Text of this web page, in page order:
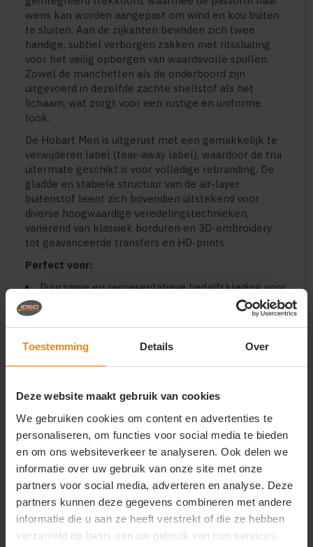
Toestemming Details Over
Deze website maakt gebruik van cookies
We gebruiken cookies om content en advertenties te
personaliseren, om functies voor social media te bieden
en om ons websiteverkeer te analyseren. Ook delen we
informatie over uw gebruik van onze site met onze
partners voor social media, adverteren en analyse. Deze
partners kunnen deze gegevens combineren met andere
informatie die u aan ze heeft verstrekt of die ze hebben
verzameld op basis van uw gebruik van hun services.
wens kan worden aangepast om wind en kou buiten
te sluiten. Aan de zijkanten bevinden zich twee
handige, subtiel verborgen zakken met ritssluiting
voor het veilig opbergen van waardevolle spullen.
Zowel de manchetten als de onderboord zijn
uitgevoerd in dezelfde zachte shellstof als het
lichaam, wat zorgt voor een rustige en uniforme
look.
De Hobart Men is uitgerust met een gemakkelijk te
verwijderen label (tear-away label), waardoor de trui
uitermate geschikt is voor volledige rebranding. De
gladde en stabiele structuur van de air-layer
buitenstof leent zich bovendien uitstekend voor
diverse hoogwaardige veredelingstechnieken,
variërend van klassiek borduren en 3D-embroidery
tot geavanceerde transfers en HD-prints.
Perfect voor:
Duurzame en representatieve bedrijfskleding voor
heren in de retail, logistiek en zakelijke
dienstverlening
Moderne teamkleding voor sportclubs, creatieve
bureaus, scholen en high-end promotieteams
relatiegeschenken
Belangrijkste kenmerken:
Materiaal: Zachte air-layer stof (tweelaags met
isolerende luchtlaag) gemaakt met gerecycled
polyester
Hoge kraag met trekkoord, verborgen
zijzakken met rits en afwerking in ton-sur-ton
shellstof
Pasvorm:Moderne herenpasvorm met een
lichtgewicht en comfortabel draaggevoel